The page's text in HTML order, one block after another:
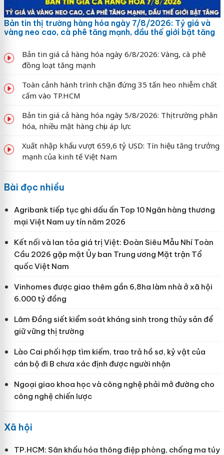
Bản tin thị trường hàng hóa ngày 7/8/2026: Tỷ giá và
vàng neo cao, cà phê tăng mạnh, dầu thế giới bật tăng
Bản tin giá cả hàng hóa ngày 6/8/2026: Vàng, cà phê
đồng loạt tăng mạnh
Toàn cảnh hành trình chặn đứng 35 tấn heo nhiễm chất
cấm vào TP.HCM
Bản tin giá cả hàng hóa ngày 5/8/2026: Thị trường phân
hóa, nhiều mặt hàng chịu áp lực
Xuất nhập khẩu vượt 659,6 tỷ USD: Tín hiệu tăng trưởng
mạnh của kinh tế Việt Nam
Bài đọc nhiều
Agribank tiếp tục ghi dấu ấn Top 10 Ngân hàng thương
mại Việt Nam uy tín năm 2026
Kết nối và lan tỏa giá trị Việt: Đoàn Siêu Mẫu Nhí Toàn
Cầu 2026 gặp mặt Ủy ban Trung ương Mặt trận Tổ
quốc Việt Nam
Vinhomes được giao thêm gần 6,8ha làm nhà ở xã hội
6.000 tỷ đồng
Lâm Đồng siết kiểm soát kháng sinh trong thủy sản để
giữ vững thị trường
Lào Cai phối hợp tìm kiếm, trao trả hồ sơ, kỷ vật của
cán bộ đi B chưa xác định được người nhận
Ngoại giao khoa học và công nghệ phải mở đường cho
công nghệ chiến lược
Xã hội
TP.HCM: Sân khấu hóa thông điệp phòng, chống ma túy